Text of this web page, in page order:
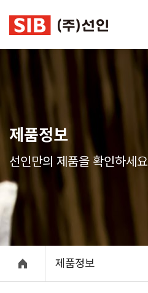
제품정보
선인만의 제품을 확인하세요
제품정보